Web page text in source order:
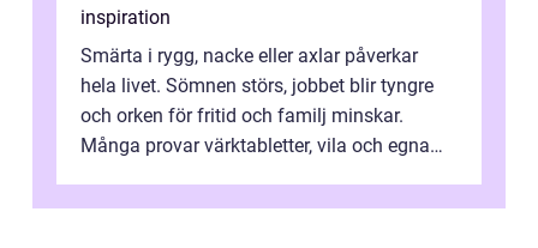
inspiration
Smärta i rygg, nacke eller axlar påverkar
hela livet. Sömnen störs, jobbet blir tyngre
och orken för fritid och familj minskar.
Många provar värktabletter, vila och egna